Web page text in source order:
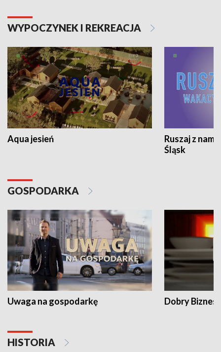
WYPOCZYNEK I REKREACJA
Aqua jesień
Ruszaj z
Śląsk
GOSPODARKA
Uwaga na gospodarkę Dobry Biznes
HISTORIA